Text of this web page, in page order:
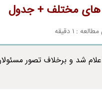
های مختلف + جدول
: 1 دقیقه
شد و برخلاف تصور